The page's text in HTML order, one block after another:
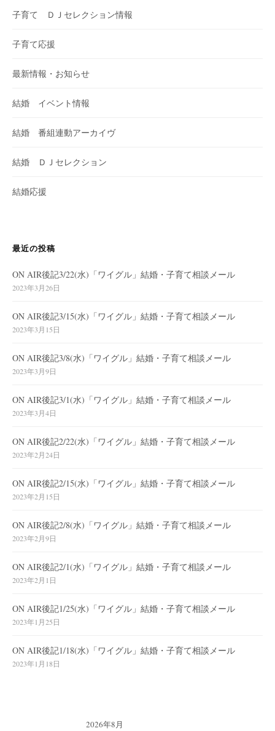
子育て ＤＪセレクション情報
子育て応援
最新情報・お知らせ
結婚 イベント情報
結婚 番組連動アーカイヴ
結婚 ＤＪセレクション
結婚応援
最近の投稿
ON AIR後記3/22(水)「ワイグル」結婚・子育て相談メール
2023年3月26日
ON AIR後記3/15(水)「ワイグル」結婚・子育て相談メール
2023年3月15日
ON AIR後記3/8(水)「ワイグル」結婚・子育て相談メール
2023年3月9日
ON AIR後記3/1(水)「ワイグル」結婚・子育て相談メール
2023年3月4日
ON AIR後記2/22(水)「ワイグル」結婚・子育て相談メール
2023年2月24日
ON AIR後記2/15(水)「ワイグル」結婚・子育て相談メール
2023年2月15日
ON AIR後記2/8(水)「ワイグル」結婚・子育て相談メール
2023年2月9日
ON AIR後記2/1(水)「ワイグル」結婚・子育て相談メール
2023年2月1日
ON AIR後記1/25(水)「ワイグル」結婚・子育て相談メール
2023年1月25日
ON AIR後記1/18(水)「ワイグル」結婚・子育て相談メール
2023年1月18日
2026年8月